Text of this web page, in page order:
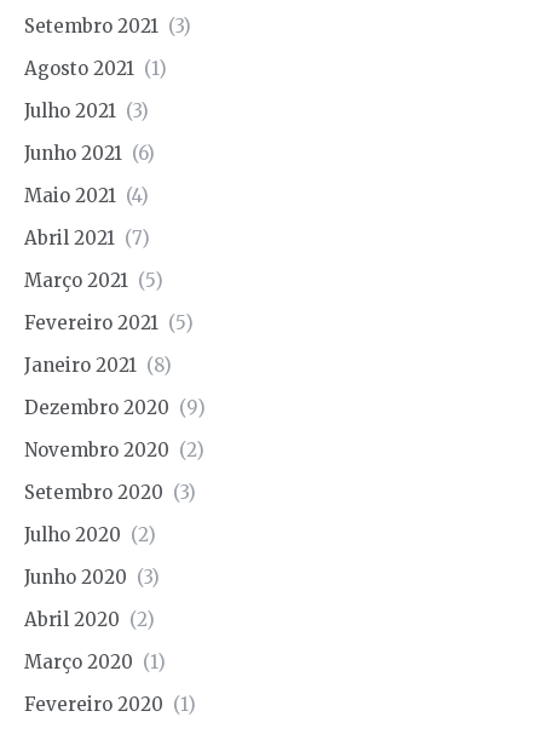
Setembro 2021 (3)
Agosto 2021 (1)
Julho 2021 (3)
Junho 2021 (6)
Maio 2021 (4)
Abril 2021 (7)
Março 2021 (5)
Fevereiro 2021 (5)
Janeiro 2021 (8)
Dezembro 2020 (9)
Novembro 2020 (2)
Setembro 2020 (3)
Julho 2020 (2)
Junho 2020 (3)
Abril 2020 (2)
Março 2020 (1)
Fevereiro 2020 (1)